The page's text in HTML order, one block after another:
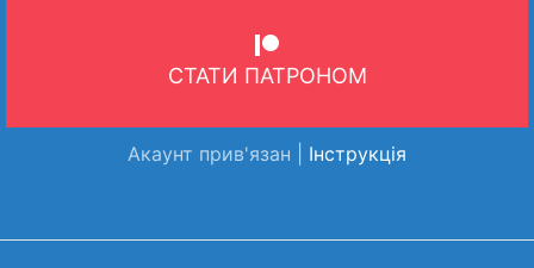
СТАТИ ПАТРОНОМ
Акаунт прив'язан | Інструкція